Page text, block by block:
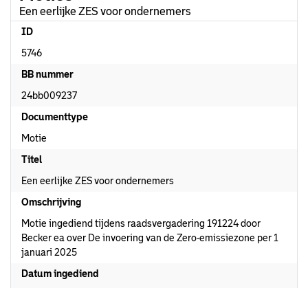
Een eerlijke ZES voor ondernemers
ID
5746
BB nummer
24bb009237
Documenttype
Motie
Titel
Een eerlijke ZES voor ondernemers
Omschrijving
Motie ingediend tijdens raadsvergadering 191224 door
Becker ea over De invoering van de Zero-emissiezone per 1
januari 2025
Datum ingediend